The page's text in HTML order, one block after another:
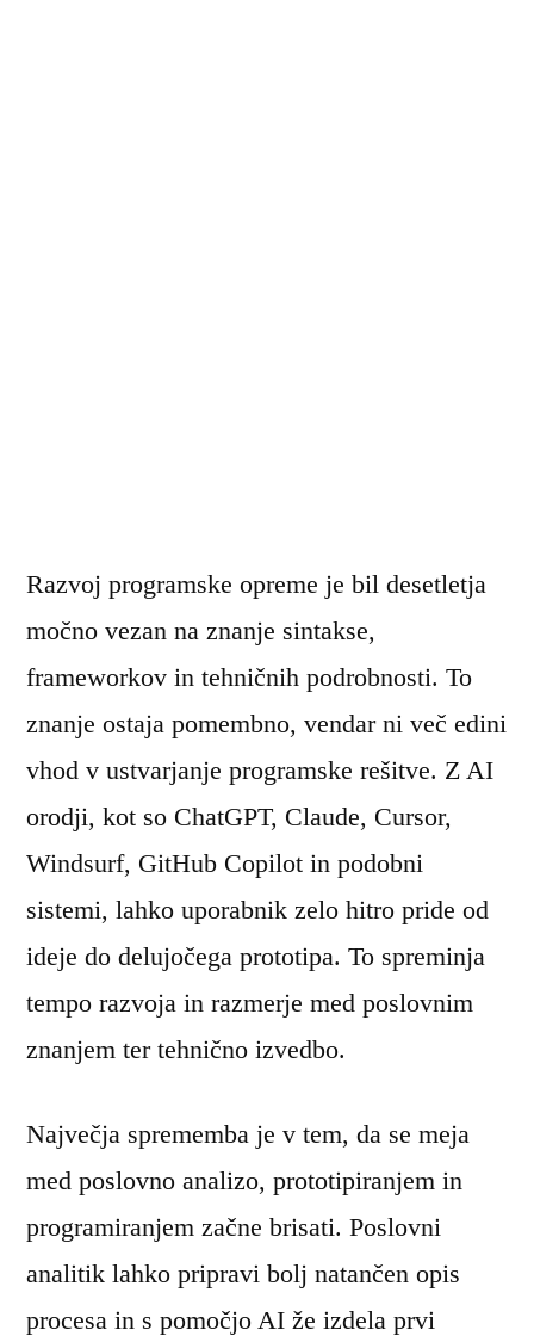
Razvoj programske opreme je bil desetletja
močno vezan na znanje sintakse,
frameworkov in tehničnih podrobnosti. To
znanje ostaja pomembno, vendar ni več edini
vhod v ustvarjanje programske rešitve. Z AI
orodji, kot so ChatGPT, Claude, Cursor,
Windsurf, GitHub Copilot in podobni
sistemi, lahko uporabnik zelo hitro pride od
ideje do delujočega prototipa. To spreminja
tempo razvoja in razmerje med poslovnim
znanjem ter tehnično izvedbo.
Največja sprememba je v tem, da se meja
med poslovno analizo, prototipiranjem in
programiranjem začne brisati. Poslovni
analitik lahko pripravi bolj natančen opis
procesa in s pomočjo AI že izdela prvi